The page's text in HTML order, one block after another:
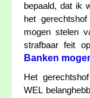
bepaald, dat ik
het
mogen stelen
strafbaar feit
Banken
Het
WEL